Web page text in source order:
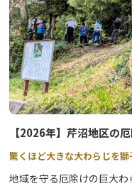
「おさんやさま（さん）
信仰》のお祭りとして例
や子育てを祈り線香を供え
地元自治会の主催のもと
しみいただけます。
【2026年】芹沼地区の
驚くほど大きな大わらじを
地域を守る厄除けの巨大